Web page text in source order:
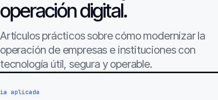
operación digital.
Artículos prácticos sobre cómo modernizar la
operación de empresas e instituciones con
tecnología útil, segura y operable.
ia aplicada